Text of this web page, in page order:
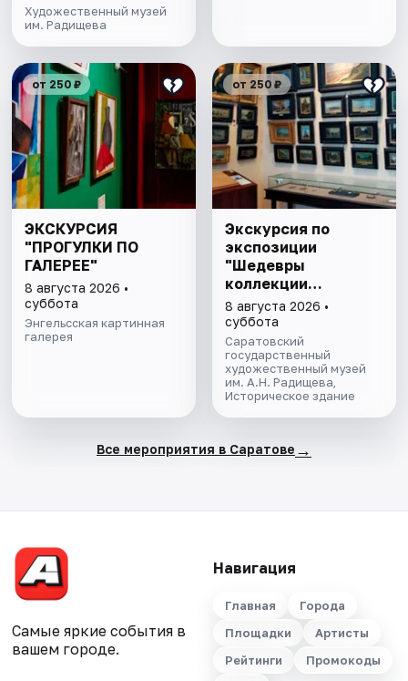
Художественный музей
им. Радищева
от 250 ₽
ЭКСКУРСИЯ
"ПРОГУЛКИ ПО
ГАЛЕРЕЕ"
8 августа 2026 •
суббота
Энгельсская картинная
галерея
от 250 ₽
Экскурсия по
экспозиции
"Шедевры
коллекции
Радищевского
музея"
8 августа 2026 •
суббота
Саратовский
государственный
художественный музей
им. А.Н. Радищева,
Историческое здание
Все мероприятия в Саратове →
Самые яркие события в
вашем городе.
Навигация
Главная
Города
Площадки
Артисты
Рейтинги
Промокоды